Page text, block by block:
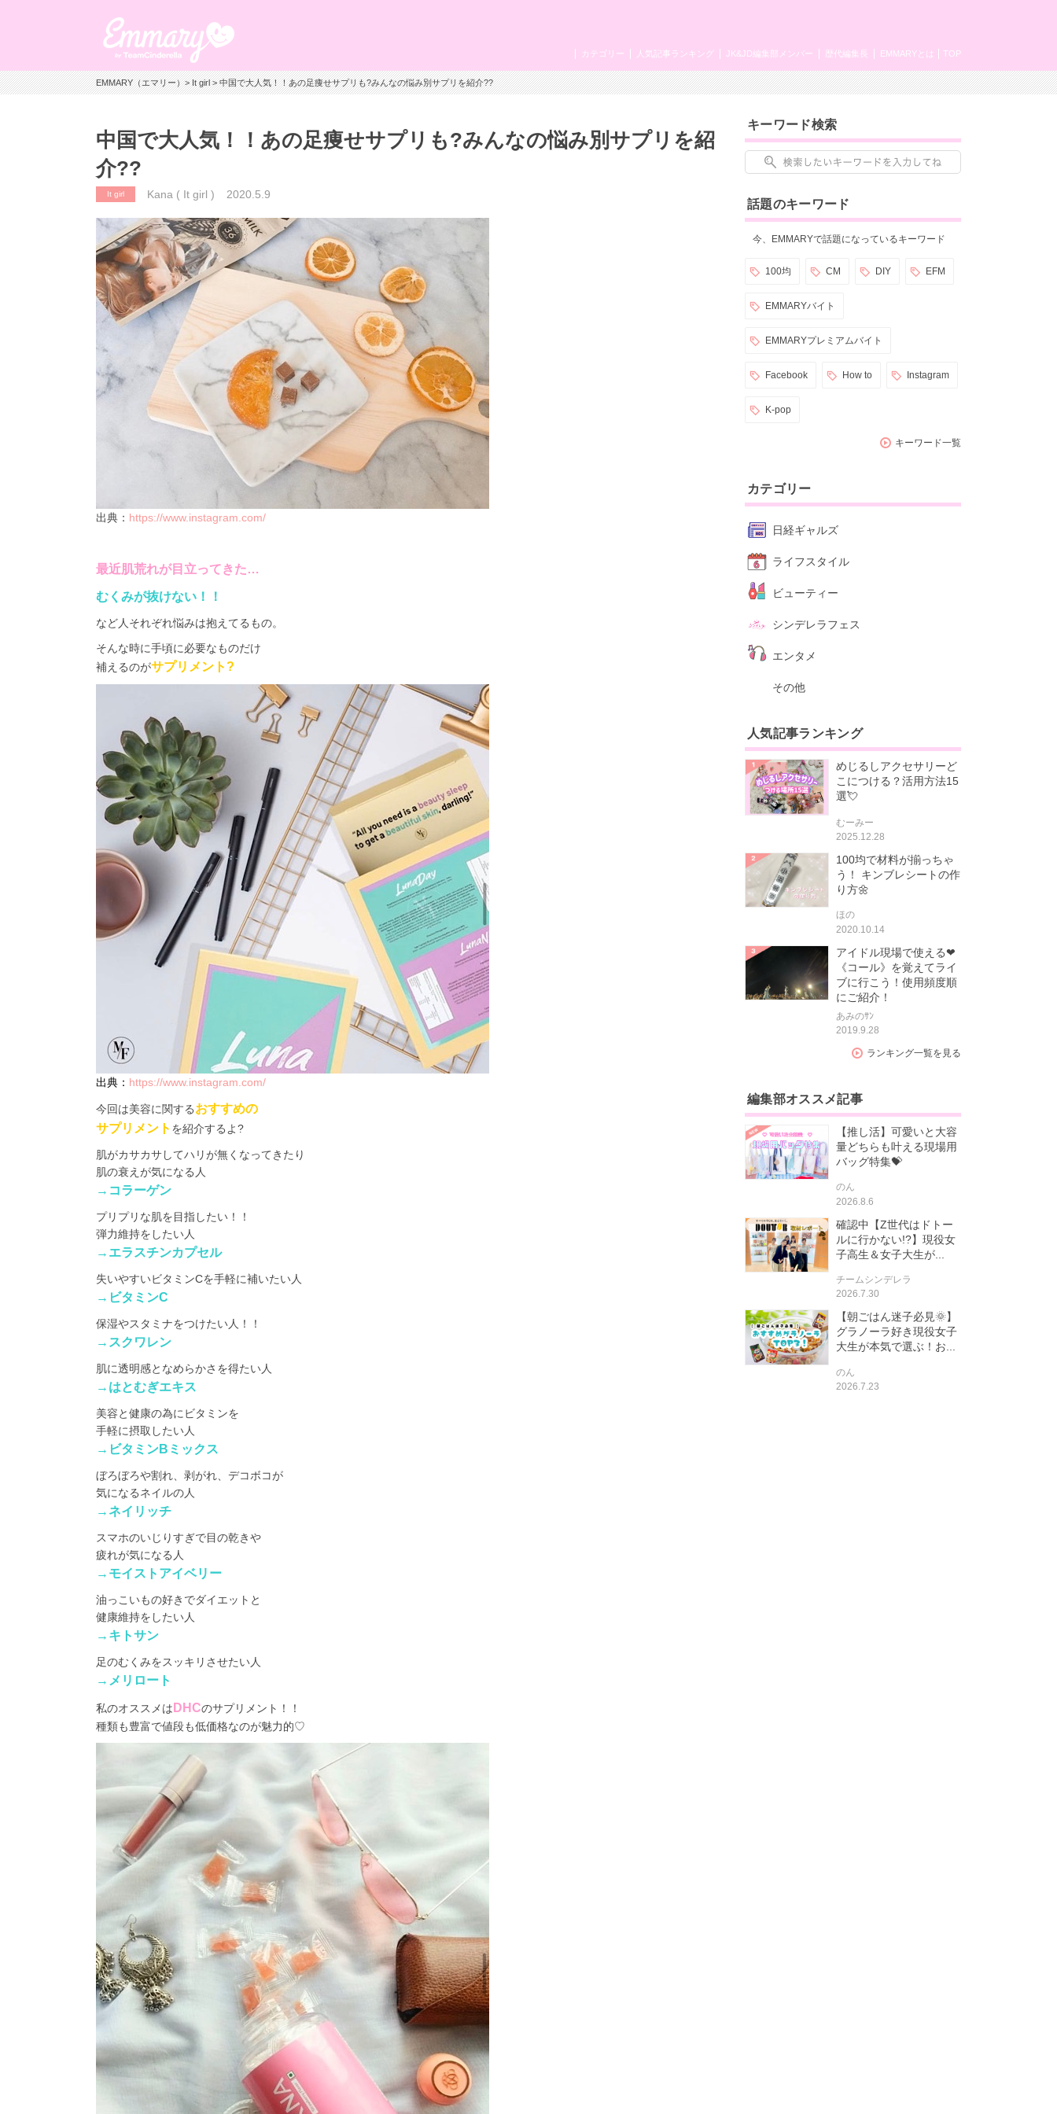
TOP
EMMARYとは
歴代編集長
JK&JD編集部メンバー
人気記事ランキング
カテゴリー
EMMARY（エマリー）>It girl> 中国で大人気！！あの足痩せサプリも?みんなの悩み別サプリを紹介??
中国で大人気！！あの足痩せサプリも?みんなの悩み別サプリを紹
介??
It girl Kana ( It girl ) 2020.5.9
出典： https://www.instagram.com/
最近肌荒れが目立ってきた…
むくみが抜けない！！
など人それぞれ悩みは抱えてるもの。
そんな時に手頃に必要なものだけ
補えるのがサプリメント?
出典： https://www.instagram.com/
今回は美容に関するおすすめの
サプリメント を紹介するよ?
肌がカサカサしてハリが無くなってきたり
肌の衰えが気になる人
→コラーゲン
プリプリな肌を目指したい！！
弾力維持をしたい人
→エラスチンカプセル
失いやすいビタミンCを手軽に補いたい人
→ビタミンC
保湿やスタミナをつけたい人！！
→スクワレン
肌に透明感となめらかさを得たい人
→はとむぎエキス
美容と健康の為にビタミンを
手軽に摂取したい人
→ビタミンBミックス
ぼろぼろや割れ、剥がれ、デコボコが
気になるネイルの人
→ネイリッチ
スマホのいじりすぎで目の乾きや
疲れが気になる人
→モイストアイベリー
油っこいもの好きでダイエットと
健康維持をしたい人
→キトサン
足のむくみをスッキリさせたい人
→メリロート
私のオススメは DHCのサプリメント！！
種類も豊富で値段も低価格なのが魅力的♡
キーワード検索
話題のキーワード
今、EMMARYで話題になっているキーワード
100均 CM DIY EFM
EMMARYバイト
EMMARYプレミアムバイト
Facebook How to Instagram
K-pop
キーワード一覧
カテゴリー
日経ギャルズ
ライフスタイル
ビューティー
シンデレラフェス
エンタメ
その他
人気記事ランキング
めじるしアクセサリーど
こにつける？活用方法15
選💘
むーみー
2025.12.28
100均で材料が揃っちゃ
う！ キンブレシートの作
り方🌼
ほの
2020.10.14
アイドル現場で使える❤
《コール》を覚えてライ
ブに行こう！使用頻度順
にご紹介！
あみのｻﾝ
2019.9.28
ランキング一覧を見る
編集部オススメ記事
【推し活】可愛いと大容
量どちらも叶える現場用
バッグ特集💝
のん
2026.8.6
確認中【Z世代はドトー
ルに行かない!?】現役女
子高生＆女子大生が...
チームシンデレラ
2026.7.30
【朝ごはん迷子必見🌞】
グラノーラ好き現役女子
大生が本気で選ぶ！お...
のん
2026.7.23